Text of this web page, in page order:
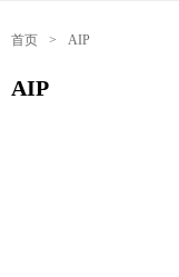
首页 > AIP
AIP